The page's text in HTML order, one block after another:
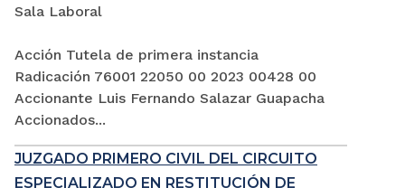
Sala Laboral
Acción Tutela de primera instancia
Radicación 76001 22050 00 2023 00428 00
Accionante Luis Fernando Salazar Guapacha
Accionados...
JUZGADO PRIMERO CIVIL DEL CIRCUITO
ESPECIALIZADO EN RESTITUCIÓN DE